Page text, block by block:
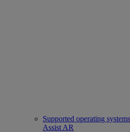
Supported operating
Assist AR